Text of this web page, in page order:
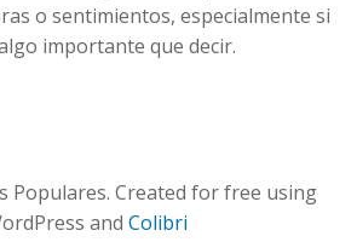
o sentimientos, especialmente si
importante que decir.
Populares. Created for free using
and Colibri